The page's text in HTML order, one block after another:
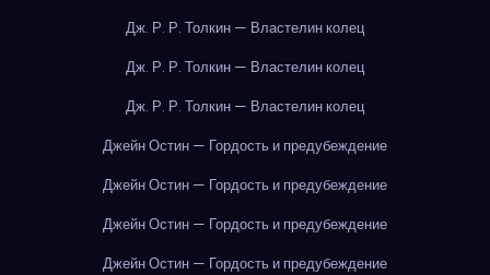
Дж. Р. Р. Толкин — Властелин колец
Дж. Р. Р. Толкин — Властелин колец
Дж. Р. Р. Толкин — Властелин колец
Джейн Остин — Гордость и предубеждение
Джейн Остин — Гордость и предубеждение
Джейн Остин — Гордость и предубеждение
Джейн Остин — Гордость и предубеждение